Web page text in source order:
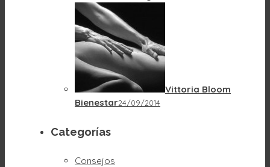
Vittoria Bloom
Bienestar24/09/2014
Categorías
Consejos